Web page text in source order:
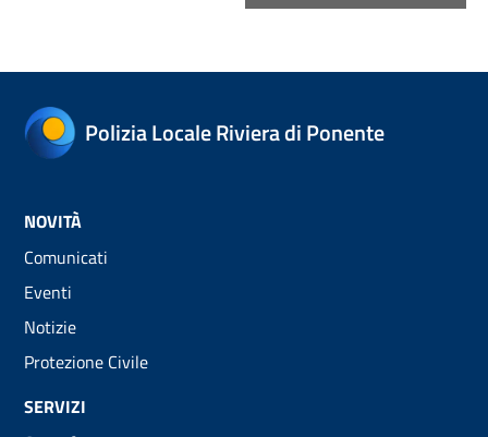
Polizia Locale Riviera di Ponente
NOVITÀ
Comunicati
Eventi
Notizie
Protezione Civile
SERVIZI